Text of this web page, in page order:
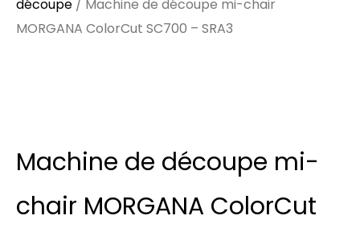
découpe / Machine de découpe mi-chair
MORGANA ColorCut SC700 – SRA3
Machine de découpe mi-
chair MORGANA ColorCut